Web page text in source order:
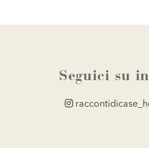
Seguici su